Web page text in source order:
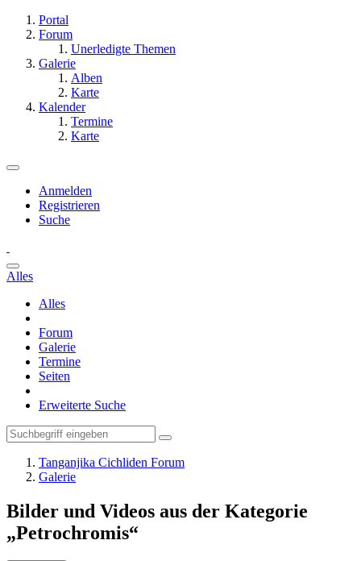
Portal
Forum
Unerledigte Themen
Galerie
Alben
Karte
Kalender
Termine
Karte
Anmelden
Registrieren
Suche
Alles
Alles
Forum
Galerie
Termine
Seiten
Erweiterte Suche
Tanganjika Cichliden Forum
Galerie
Bilder und Videos aus der Kategorie
„Petrochromis“